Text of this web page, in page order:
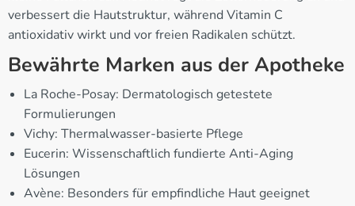
verbessert die Hautstruktur, während Vitamin C
antioxidativ wirkt und vor freien Radikalen schützt.
Bewährte Marken aus der Apotheke
La Roche-Posay: Dermatologisch getestete
Formulierungen
Vichy: Thermalwasser-basierte Pflege
Eucerin: Wissenschaftlich fundierte Anti-Aging
Lösungen
Avène: Besonders für empfindliche Haut geeignet